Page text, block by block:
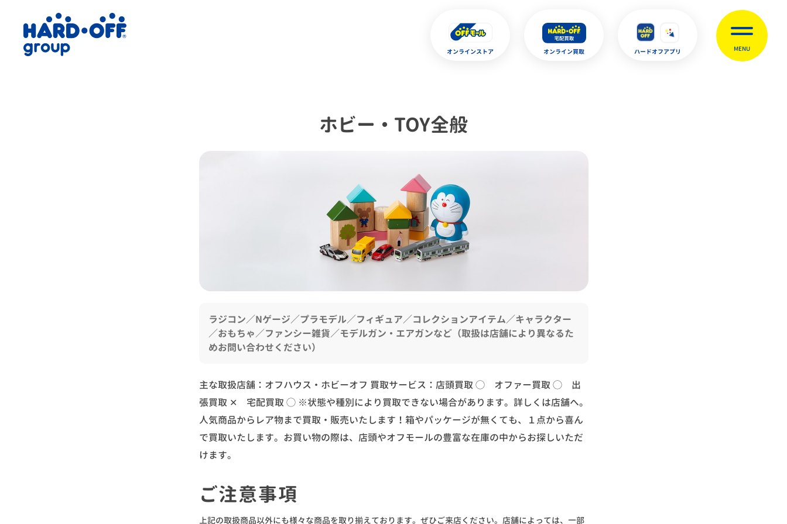
オンラインストア オンライン買取 ハードオフアプリ MENU
ホビー・TOY全般
ラジコン／Nゲージ／プラモデル／フィギュア／コレクションアイテム／キャラクター
／おもちゃ／ファンシー雑貨／モデルガン・エアガンなど（取扱は店舗により異なるた
めお問い合わせください）
主な取扱店舗：オフハウス・ホビーオフ 買取サービス：店頭買取 ◯ オファー買取 ◯ 出
張買取 ✕ 宅配買取 ◯※状態や種別により買取できない場合があります。詳しくは店舗へ。
人気商品からレア物まで買取・販売いたします！箱やパッケージが無くても、１点から喜ん
で買取いたします。お買い物の際は、店頭やオフモールの豊富な在庫の中からお探しいただ
けます。
ご注意事項
上記の取扱商品以外にも様々な商品を取り揃えております。ぜひご来店ください。店舗によっては、一部